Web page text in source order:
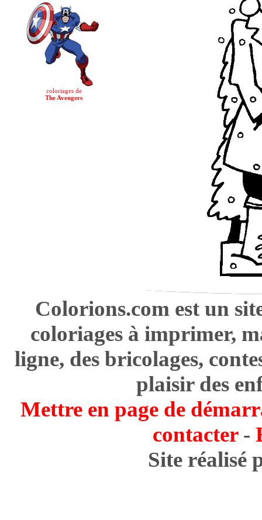
coloriages de
The Avengers
Colorions.com est un
coloriages à imprimer,
ligne, des bricolages,
plaisir des
Mettre en page de
contacter-
Site réalisé